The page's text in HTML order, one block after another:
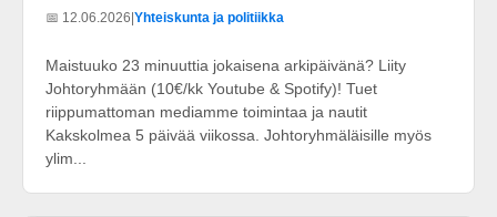
📅 12.06.2026 Yhteiskunta ja politiikka
Maistuuko 23 minuuttia jokaisena arkipäivänä? Liity
Johtoryhmään (10€/kk Youtube & Spotify)! Tuet
riippumattoman mediamme toimintaa ja nautit
Kakskolmea 5 päivää viikossa. Johtoryhmäläisille myös
ylim...